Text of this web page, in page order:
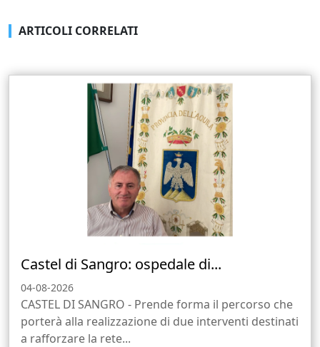
ARTICOLI CORRELATI
Castel di Sangro: ospedale di...
04-08-2026
CASTEL DI SANGRO - Prende forma il percorso che
porterà alla realizzazione di due interventi destinati
a rafforzare la rete...